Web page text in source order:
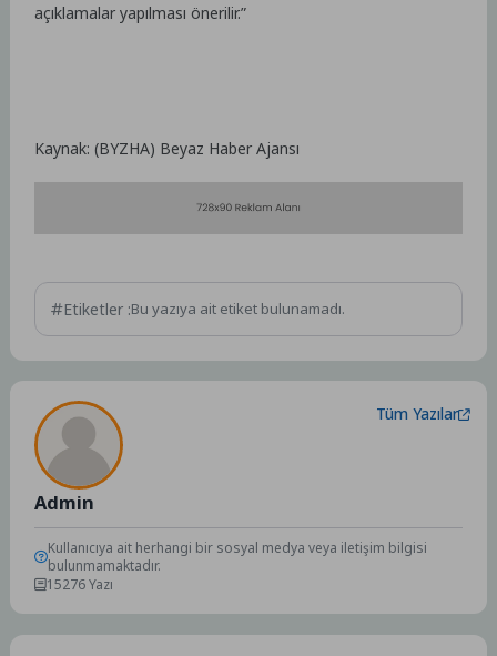
açıklamalar yapılması önerilir.”
Kaynak: (BYZHA) Beyaz Haber Ajansı
Etiketler :Bu yazıya ait etiket bulunamadı.
Admin
Tüm Yazılar
Kullanıcıya ait herhangi bir sosyal medya veya iletişim bilgisi
bulunmamaktadır.
15276 Yazı